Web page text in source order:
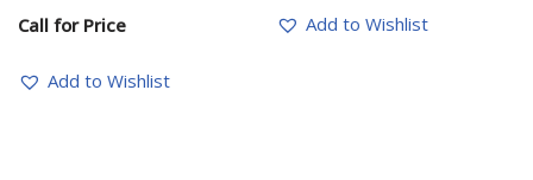
Call for Price
Add to Wishlist
Add to Wishlist